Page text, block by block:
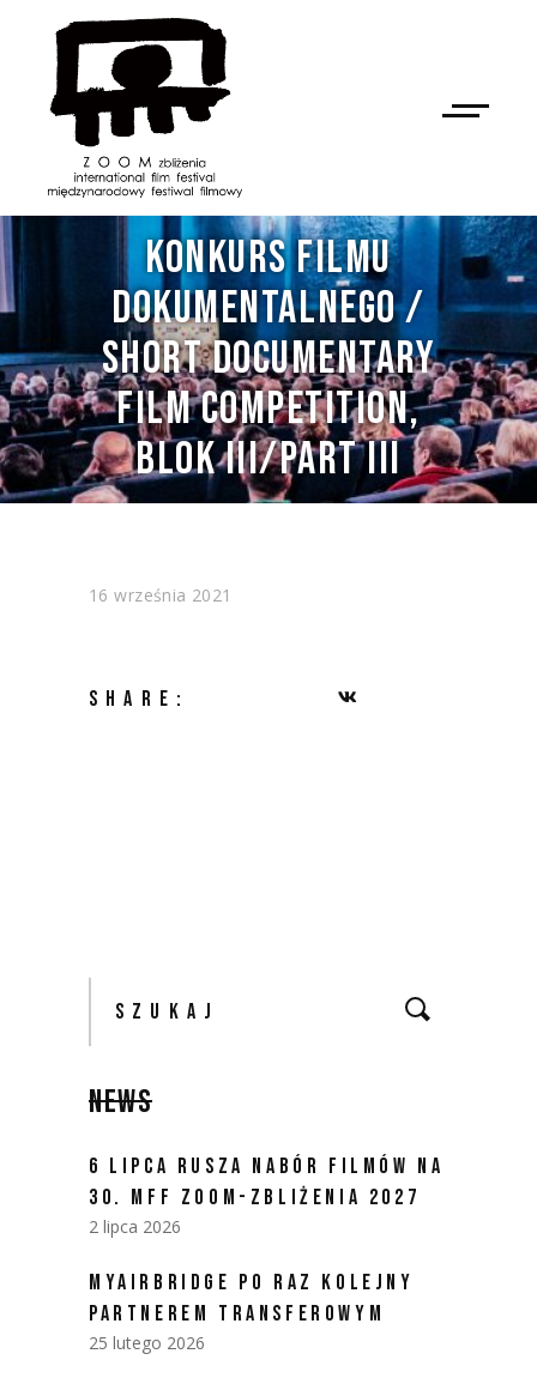
KONKURS FILMU
DOKUMENTALNEGO /
SHORT DOCUMENTARY
FILM COMPETITION,
BLOK III/PART III
NAN
16 września 2021
SHARE:
Szukaj:
NEWS
6 LIPCA RUSZA NABÓR FILMÓW NA
30. MFF ZOOM-ZBLIŻENIA 2027
2 lipca 2026
MYAIRBRIDGE PO RAZ KOLEJNY
PARTNEREM TRANSFEROWYM
25 lutego 2026